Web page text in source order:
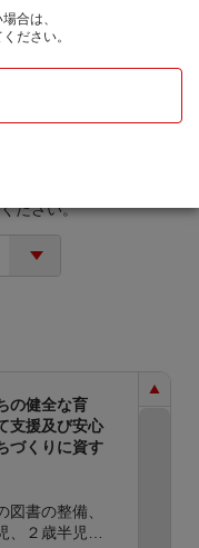
円
ださい。
の健全な育
支援及び安心
づくりに資す
図書の整備、
、２歳半児、
合は、
ださい。